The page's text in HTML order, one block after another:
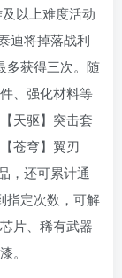
以上难度活动
迪将掉落战利
多获得三次。随
、强化材料等
天驱】突击套
苍穹】翼刃
，还可累计通
指定次数，可解
片、稀有武器
。